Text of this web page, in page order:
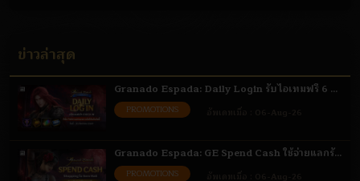
ข่าวล่าสุด
Granado Espada: Daily Login รับไอเทมฟรี 6 -
31 ส.ค. 69
PROMOTIONS
Granado Espada: GE Spend Cash ใช้จ่ายแลกรับ
ไอเทม 6 ส.ค. - 1 ก.ย. 69
PROMOTIONS